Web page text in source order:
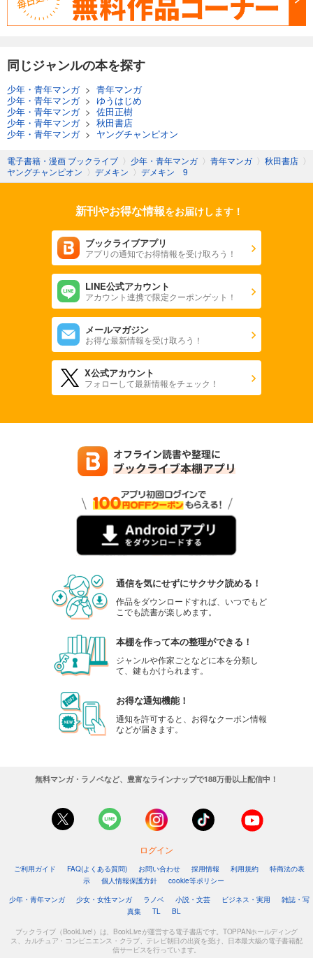
同じジャンルの本を探す
少年・青年マンガ> 青年マンガ
少年・青年マンガ> ゆうはじめ
少年・青年マンガ> 佐田正樹
少年・青年マンガ> 秋田書店
少年・青年マンガ> ヤングチャンピオン
電子書籍・漫画 ブックライブ 〉 少年・青年マンガ 〉 青年マンガ 〉 秋田書店 〉
ヤングチャンピオン 〉 デメキン 〉 デメキン 9
新刊やお得な情報をお届けします！
ブックライブアプリ
アプリの通知でお得情報を受け取ろう！
LINE公式アカウント
アカウント連携で限定クーポンゲット！
メールマガジン
お得な最新情報を受け取ろう！
X公式アカウント
フォローして最新情報をチェック！
通信を気にせずにサクサク読める！
作品をダウンロードすれば、いつでもど
こでも読書が楽しめます。
本棚を作って本の整理ができる！
ジャンルや作家ごとなどに本を分類し
て、鍵もかけられます。
お得な通知機能！
通知を許可すると、お得なクーポン情報
などが届きます。
無料マンガ・ラノベなど、豊富なラインナップで188万冊以上配信中！
ログイン
ご利用ガイド FAQ(よくある質問) お問い合わせ 採用情報 利用規約
特商法の表
示
個人情報保護方針
cookie等ポリシー
少年・青年マンガ
少女・女性マンガ ラノベ 小説・文芸 ビジネス・実用
雑誌・写
真集
TL BL
ブックライブ（BookLive!）は、BookLiveが運営する電子書店です。TOPPANホールディング
ス、カルチュア・コンビニエンス・クラブ、テレビ朝日の出資を受け、日本最大級の電子書籍配
信サービスを行っています。